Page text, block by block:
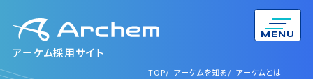
アーケム採用サイト
MENU
TOP アーケムを知る アーケムとは
TOP アーケムを知る アーケムとは